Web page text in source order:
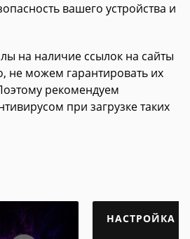
вашего устройства и
на наличие ссылок на сайты
не можем гарантировать их
рекомендуем
при загрузке таких
НАСТРОЙКА